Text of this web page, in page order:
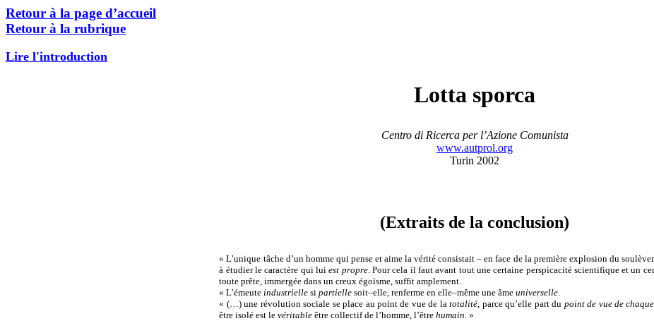
Retour à la page d’accueil
Retour à la rubrique
Lire l'introduction
Lotta sporca
Centro di Ricerca per l’Azione Comunista
www.autprol.org
Turin 2002
(Extraits de la conclusion)
« L’unique tâche d’un homme qui pense et aime la vérité consistait – en face de la première explosion du
à étudier le caractère qui luiest propre. Pour cela il faut avant tout une certaine perspicacité scientifique et un
toute prête, immergée dans un creux égoïsme, suffit amplement.
« L’émeuteindustrielle sipartiellesoit–elle, renferme en elle–même une âmeuniverselle.
« (…) une révolution sociale se place au point de vue de latotalité, parce qu’elle part du point de vue de
être isolé est levéritable être collectif de l’homme, l’êtrehumain. »